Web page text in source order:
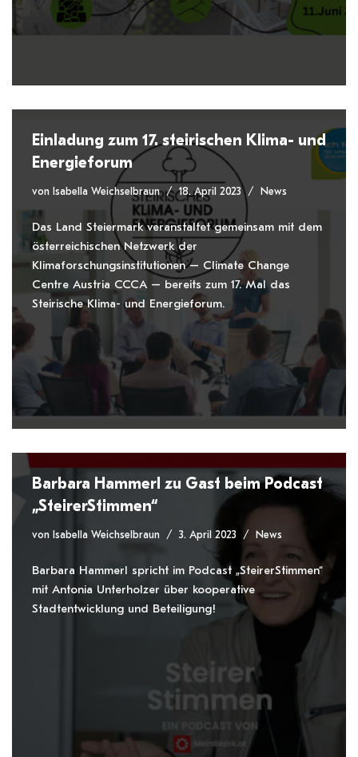
Einladung zum 17. steirischen Klima- und
Energieforum
von Isabella Weichselbraun 18. April 2023 News
Das Land Steiermark veranstaltet gemeinsam mit dem
österreichischen Netzwerk der
Klimaforschungsinstitutionen – Climate Change
Centre Austria CCCA – bereits zum 17. Mal das
Steirische Klima- und Energieforum.
Barbara Hammerl zu Gast beim Podcast
„SteirerStimmen“
von Isabella Weichselbraun 3. April 2023 News
Barbara Hammerl spricht im Podcast „SteirerStimmen“
mit Antonia Unterholzer über kooperative
Stadtentwicklung und Beteiligung!